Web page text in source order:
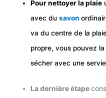
Pour nettoyer la plaie
avec dusavon
va du centre de la
propre, vous pouvez
sécher avec une
La dernière étape